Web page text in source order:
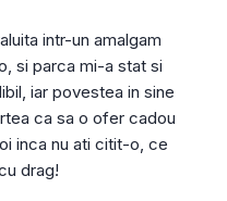
intr-un amalgam
si parca mi-a stat si
iar povestea in sine
ca sa o ofer cadou
inca nu ati citit-o, ce
drag!